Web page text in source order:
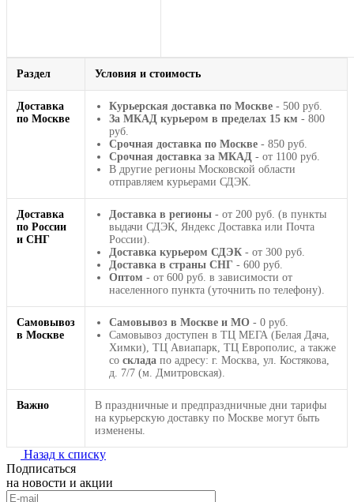
Раздел Условия и стоимость
Доставка
по Москве
Курьерская доставка по Москве - 500 руб.
За МКАД курьером в пределах 15 км - 800
руб.
Срочная доставка по Москве - 850 руб.
Срочная доставка за МКАД - от 1100 руб.
В другие регионы Московской области
отправляем курьерами СДЭК.
Доставка
по России
и СНГ
Доставка в регионы - от 200 руб. (в пункты
выдачи СДЭК, Яндекс Доставка или Почта
России).
Доставка курьером СДЭК - от 300 руб.
Доставка в страны СНГ - 600 руб.
Оптом - от 600 руб. в зависимости от
населенного пункта (уточнить по телефону).
Самовывоз
в Москве
Самовывоз в Москве и МО - 0 руб.
Самовывоз доступен в ТЦ МЕГА (Белая Дача,
Химки), ТЦ Авиапарк, ТЦ Европолис, а также
со склада по адресу: г. Москва, ул. Костякова,
д. 7/7 (м. Дмитровская).
Важно
В праздничные и предпраздничные дни тарифы
на курьерскую доставку по Москве могут быть
изменены.
Назад к списку
Подписаться
на новости и акции